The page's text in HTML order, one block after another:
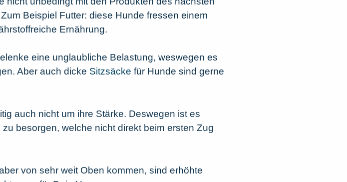
Beispiel Futter: diese Hunde fressen einem
Ernährung.
eine unglaubliche Belastung, weswegen es
Aber auch dicke Sitzsäcke für Hunde sind gerne
auch nicht um ihre Stärke. Deswegen ist es
besorgen, welche nicht direkt beim ersten Zug
von sehr weit Oben kommen, sind erhöhte